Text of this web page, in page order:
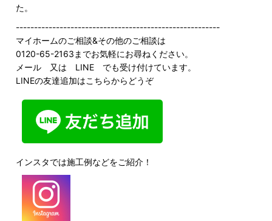
た。
--------------------------------------------------------
マイホームのご相談&その他のご相談は
0120-65-2163までお気軽にお尋ねください。
メール 又は LINE でも受け付けています。
LINEの友達追加はこちらからどうぞ
インスタでは施工例などをご紹介！